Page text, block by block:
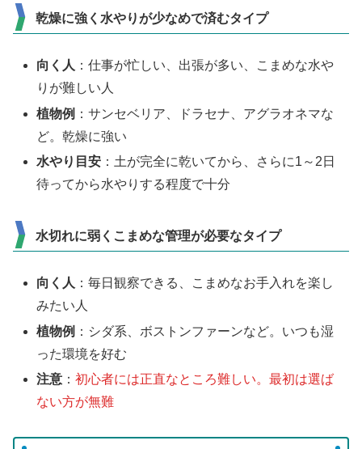
乾燥に強く水やりが少なめで済むタイプ
向く人 ：仕事が忙しい、出張が多い、こまめな水や
りが難しい人
植物例 ：サンセベリア、ドラセナ、アグラオネマな
ど。乾燥に強い
水やり目安 ：土が完全に乾いてから、さらに1～2日
待ってから水やりする程度で十分
水切れに弱くこまめな管理が必要なタイプ
向く人 ：毎日観察できる、こまめなお手入れを楽し
みたい人
植物例 ：シダ系、ボストンファーンなど。いつも湿
った環境を好む
注意 ：初心者には正直なところ難しい。最初は選ば
ない方が無難